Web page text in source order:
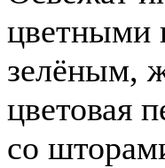
цветными
зелёным,
цветовая
со